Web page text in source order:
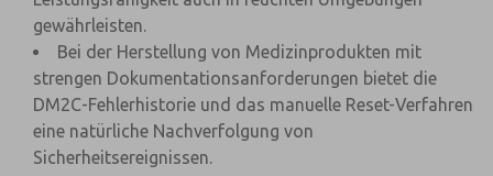
gewährleisten.
Bei der Herstellung von Medizinprodukten mit
strengen Dokumentationsanforderungen bietet die
DM2C-Fehlerhistorie und das manuelle Reset-Verfahren
eine natürliche Nachverfolgung von
Sicherheitsereignissen.